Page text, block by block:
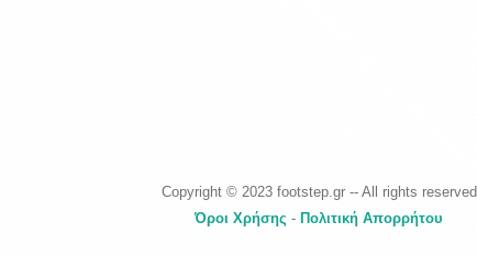
Copyright © 2023 footstep.gr -- All rights reserved
Όροι Χρήσης - Πολιτική Απορρήτου